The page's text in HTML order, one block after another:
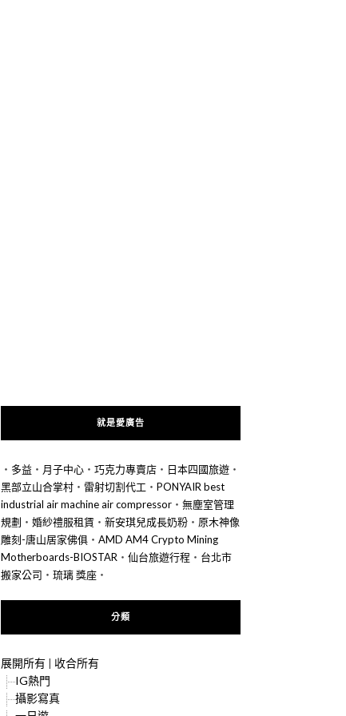
就是愛廣告
‧ 多益 ‧ 月子中心 ‧ 巧克力專賣店 ‧ 日本四國旅遊 ‧
黑部立山合掌村 ‧ 雷射切割代工 ‧ PONYAIR best
industrial air machine air compressor ‧ 無塵室管理
規劃 ‧ 婚紗禮服租賃 ‧ 新安琪兒成長奶粉 ‧ 原木神像
雕刻-唐山居家佛俱 ‧ AMD AM4 Crypto Mining
Motherboards-BIOSTAR ‧ 仙台旅遊行程 ‧ 台北市
搬家公司 ‧ 琉璃 獎座 ‧
分類
展開所有 | 收合所有
IG熱門
攝影寫真